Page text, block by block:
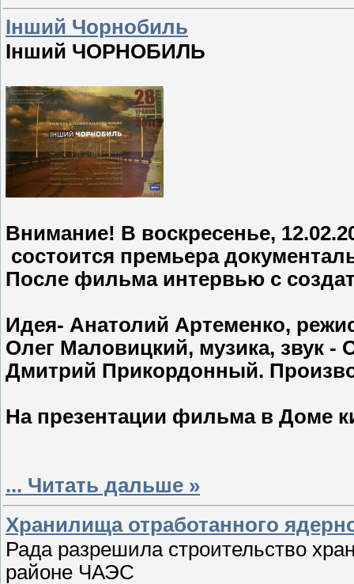
Інший Чорнобиль
Інший ЧОРНОБИЛЬ
Внимание! В воскресенье,
состоится премьера
После фильма интервью с
Идея- Анатолий Артеменко,
Олег Маловицкий, музика, звук -
Дмитрий Прикордонный.
На презентации фильма в Доме
... Читать дальше »
Хранилища отработанного
Рада разрешила строительство
районе ЧАЭС